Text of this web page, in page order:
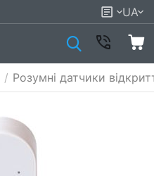
UA
/ Розумні датчики